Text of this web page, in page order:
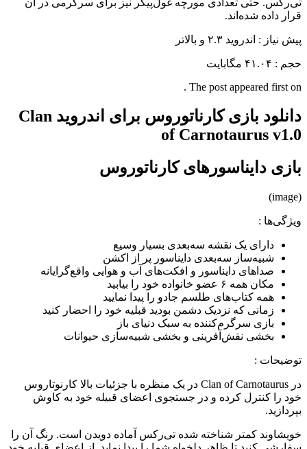
قرار داده شده‌اند.
پیش نیاز : اندروید ۲.۳ و بالاتر
حجم : ۴۱.۰۴ مگابایت
The post appeared first on .
دانلود بازی کارناتوروس برای اندروید Clan
of Carnotaurus v1.0
بازی دایناسورهای کارناتوروس
(image)
ویژگی‌ها :
دارای یک نقشه سه‌بعدی بسیار وسیع
شبیه‌ساز سه‌بعدی دایناسور پر از اکشن
صداهای دایناسور و افکت‌های آب و هوایی واقع‌گرایانه
مکان همه ۶ عضو خانواده خود را بیابید
همه کتاب‌های طلسم جادو را پیدا نمایید
زمانی که نزدیک دشمن بودید قبلیه خود را احضار کنید
بازی سرگرم‌کننده به سبک دنیای باز
بخشی نقش‌آفرینی و بخشی شبیه‌سازی حیوانات
توضیحات :
در Clan of Carnotaurus در یک منظره با جزئیات بالا کارنوتاروس
خود را کنترل کرده و در جستجوی اعضای قبیله خود به کاوش
بپردازید.
خویشاوند کمتر شناخته شده تی‌رکس آماده دویدن است. رنگ آن را